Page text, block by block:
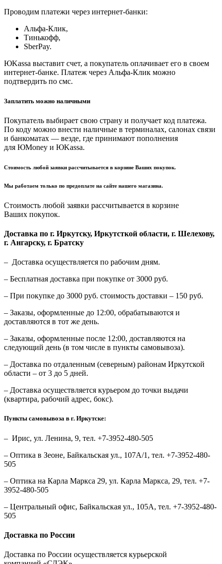
Проводим платежи через интернет-банки:
Альфа-Клик,
Тинькофф,
SberPay.
ЮKassa выставит счет, а покупатель оплачивает его в своем
интернет-банке. Платеж через Альфа-Клик можно
подтвердить по смс.
Заплатить можно наличными
Покупатель выбирает свою страну и получает код платежа.
По коду можно внести наличные в терминалах, салонах связи
и банкоматах — везде, где принимают пополнения
для ЮMoney и ЮKassa.
Стоимость любой заявки рассчитывается в корзине Ваших покупок.
Мы работаем только по предоплате на сайте нашего магазина.
Стоимость любой заявки рассчитывается в корзине
Ваших покупок.
Доставка по г. Иркутску, Иркутсткой области, г. Шелехову,
г. Ангарску, г. Братску
– Доставка осуществляется по рабочим дням.
– Бесплатная доставка при покупке от 3000 руб.
– При покупке до 3000 руб. стоимость доставки – 150 руб.
– Заказы, оформленные до 12:00, обрабатываются и
доставляются в тот же день.
– Заказы, оформленные после 12:00, доставляются на
следующий день (в том числе в пункты самовывоза).
– Доставка по отдаленным (северным) районам Иркутской
области – от 3 до 5 дней.
– Доставка осуществляется курьером до точки выдачи
(квартира, рабочий адрес, бокс).
Пункты самовывоза в г. Иркутске:
– Ирис, ул. Ленина, 9, тел. +7-3952-480-505
– Оптика в Зеоне, Байкальская ул., 107А/1, тел. +7-3952-480-
505
– Оптика на Карла Маркса 29, ул. Карла Маркса, 29, тел. +7-
3952-480-505
– Центральный офис, Байкальская ул., 105А, тел. +7-3952-480-
505
Доставка по России
Доставка по России осуществляется курьерской